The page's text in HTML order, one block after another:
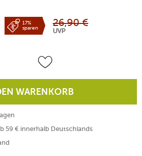
17%
sparen
26,90 €
UVP
WARENKORB
59 € innerhalb Deutschlands